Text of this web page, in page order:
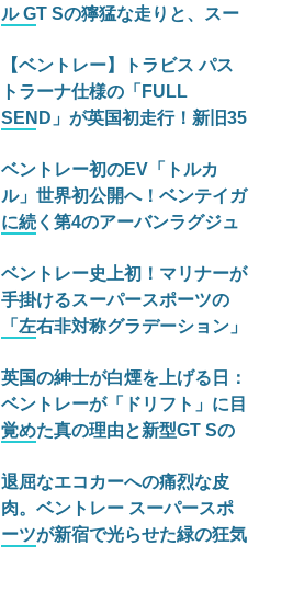
ル GT Sの獰猛な走りと、スー
【ベントレー】トラビス パス
トラーナ仕様の「FULL
SEND」が英国初走行！新旧35
ベントレー初のEV「トルカ
ル」世界初公開へ！ベンテイガ
に続く第4のアーバンラグジュ
ベントレー史上初！マリナーが
手掛けるスーパースポーツの
「左右非対称グラデーション」
英国の紳士が白煙を上げる日：
ベントレーが「ドリフト」に目
覚めた真の理由と新型GT Sの
退屈なエコカーへの痛烈な皮
肉。ベントレー スーパースポ
ーツが新宿で光らせた緑の狂気